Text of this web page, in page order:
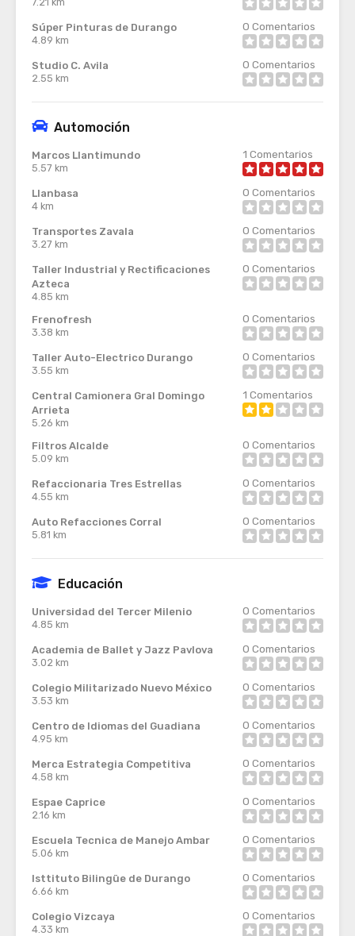
Súper Pinturas de Durango
4.89 km
0 Comentarios
Studio C. Avila
2.55 km
0 Comentarios
Automoción
Marcos Llantimundo
5.57 km
1 Comentarios
Llanbasa
4 km
0 Comentarios
Transportes Zavala
3.27 km
0 Comentarios
Taller Industrial y Rectificaciones
Azteca
4.85 km
0 Comentarios
Frenofresh
3.38 km
0 Comentarios
Taller Auto-Electrico Durango
3.55 km
0 Comentarios
Central Camionera Gral Domingo
Arrieta
5.26 km
1 Comentarios
Filtros Alcalde
5.09 km
0 Comentarios
Refaccionaria Tres Estrellas
4.55 km
0 Comentarios
Auto Refacciones Corral
5.81 km
0 Comentarios
Educación
Universidad del Tercer Milenio
4.85 km
0 Comentarios
Academia de Ballet y Jazz Pavlova
3.02 km
0 Comentarios
Colegio Militarizado Nuevo México
3.53 km
0 Comentarios
Centro de Idiomas del Guadiana
4.95 km
0 Comentarios
Merca Estrategia Competitiva
4.58 km
0 Comentarios
Espae Caprice
2.16 km
0 Comentarios
Escuela Tecnica de Manejo Ambar
5.06 km
0 Comentarios
Isttituto Bilingüe de Durango
6.66 km
0 Comentarios
Colegio Vizcaya
4.33 km
0 Comentarios